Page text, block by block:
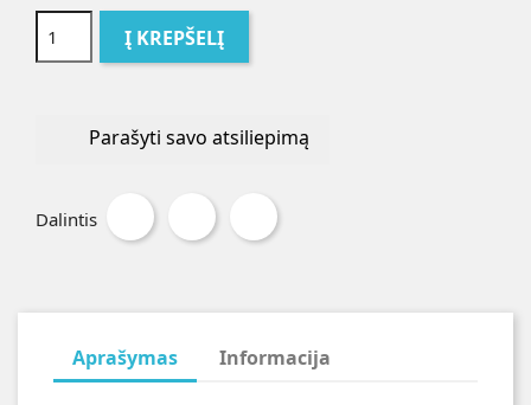
Į KREPŠELĮ
Parašyti savo atsiliepimą
Dalintis
Aprašymas Informacija